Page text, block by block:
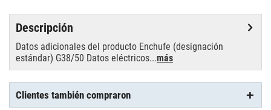
Descripción
Datos adicionales del producto Enchufe (designación
estándar) G38/50 Datos eléctricos...más
Clientes también compraron